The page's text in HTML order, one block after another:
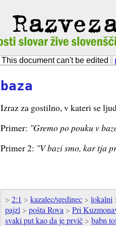
This document can't be edited
baza
Izraz za gostilno, v kateri se
Primer: "Gremo po pouku v
Primer 2: "V bazi smo, kar tja
> 2:1 > kazalec/sredinec > lokalni
pajzl > pošta Rova > Pri
svaki put kao da je prvič > babn